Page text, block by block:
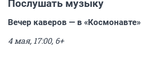
Послушать музыку
Вечер каверов — в «Космонавте»
4 мая, 17:00, 6+